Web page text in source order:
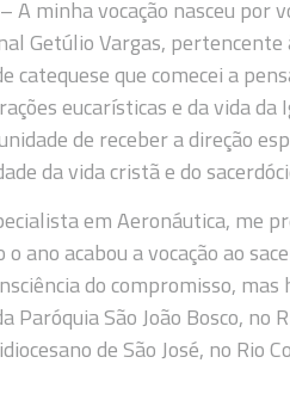
A minha vocação nasceu por
Getúlio Vargas, pertencente
catequese que comecei a
eucarísticas e da vida
de receber a direção
da vida cristã e do
em Aeronáutica, me
ano acabou a vocação ao
do compromisso,
Paróquia São João Bosco, no
de São José, no Rio